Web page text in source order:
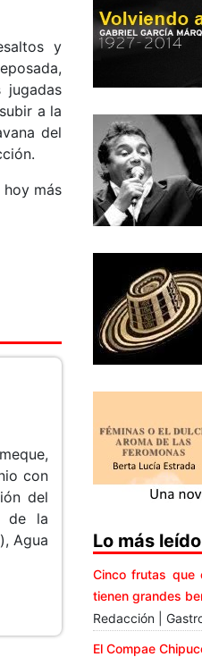
y
a la
del
más
con
del
de la
Agua
Lo más leído
Cinco frutas que
tienen grandes
Redacción |
El Compae